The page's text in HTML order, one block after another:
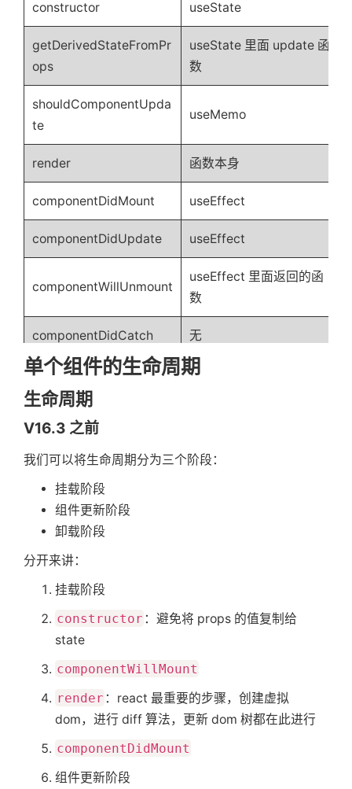
constructor useState
getDerivedStateFromPr
ops
useState 里面 update 函
数
shouldComponentUpda
te
useMemo
render 函数本身
componentDidMount useEffect
componentDidUpdate useEffect
componentWillUnmount
useEffect 里面返回的函
数
componentDidCatch 无
getDerivedStateFromEr
ror
单个组件的生命周期
生命周期
V16.3 之前
我们可以将生命周期分为三个阶段：
挂载阶段
组件更新阶段
卸载阶段
分开来讲：
挂载阶段
constructor ：避免将 props 的值复制给
state
componentWillMount
render ：react 最重要的步骤，创建虚拟
dom，进行 diff 算法，更新 dom 树都在此进行
componentDidMount
组件更新阶段